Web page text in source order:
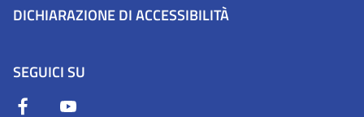
DICHIARAZIONE DI ACCESSIBILITÀ
SEGUICI SU